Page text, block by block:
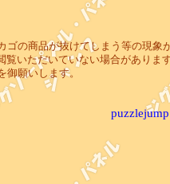
ゴの商品が抜けてしまう等の現象
覧いただいていない場合がありま
御願いします。